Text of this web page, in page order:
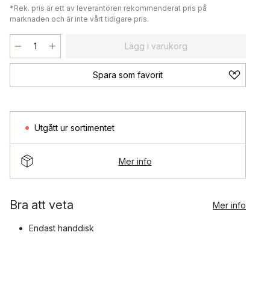
*Rek. pris är ett av leverantören rekommenderat pris på
marknaden och är inte vårt tidigare pris.
Lägg i varukorg
Spara som favorit
Utgått ur sortimentet
Mer info
Bra att veta Mer info
Endast handdisk